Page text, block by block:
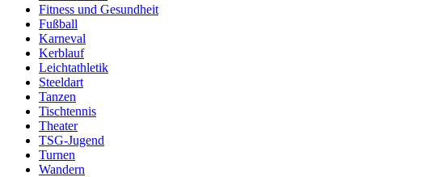
Fitness und Gesundheit
Fußball
Karneval
Kerblauf
Leichtathletik
Steeldart
Tanzen
Tischtennis
Theater
TSG-Jugend
Turnen
Wandern